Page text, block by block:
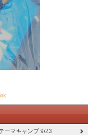
ーマキャンプ 9/23